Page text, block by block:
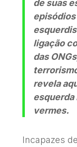
de suas
ligação
das
revela
esquerda
vermes.
Incapazes